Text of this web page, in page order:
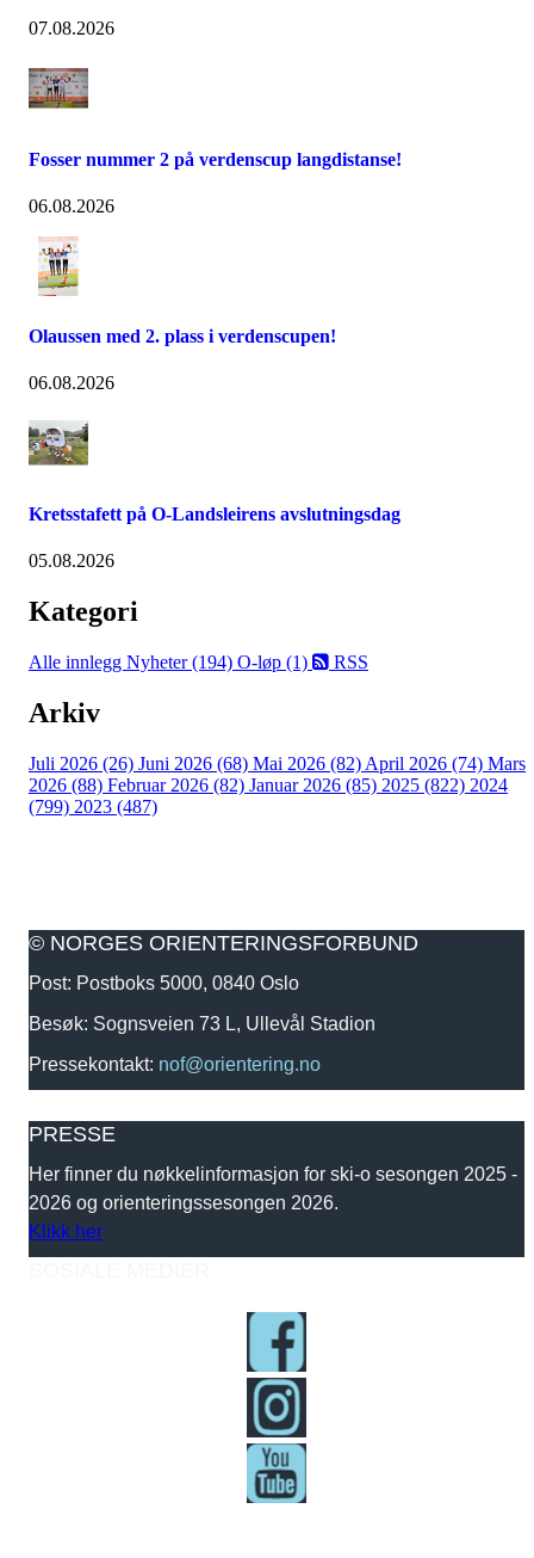
07.08.2026
Fosser nummer 2 på verdenscup langdistanse!
06.08.2026
Olaussen med 2. plass i verdenscupen!
06.08.2026
Kretsstafett på O-Landsleirens avslutningsdag
05.08.2026
Kategori
Alle innlegg Nyheter (194) O-løp (1) RSS
Arkiv
Juli 2026 (26) Juni 2026 (68) Mai 2026 (82) April 2026 (74) Mars
2026 (88) Februar 2026 (82) Januar 2026 (85) 2025 (822) 2024
(799) 2023 (487)
© NORGES ORIENTERINGSFORBUND
Post: Postboks 5000, 0840 Oslo
Besøk: Sognsveien 73 L, Ullevål Stadion
Pressekontakt: nof@orientering.no
PRESSE
Her finner du nøkkelinformasjon for ski-o sesongen 2025 -
2026 og orienteringssesongen 2026.
Klikk her